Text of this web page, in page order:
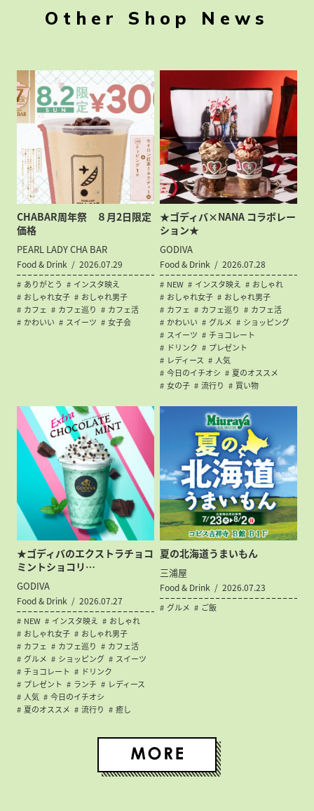
Other Shop News
CHABAR周年祭 ８月2日限定
価格
PEARL LADY CHA BAR
Food & Drink 2026.07.29
ありがとう
インスタ映え
おしゃれ女子
おしゃれ男子
カフェ
カフェ巡り
カフェ活
かわいい
スイーツ 女子会
★ゴディバ×NANA コラボレー
ション★
GODIVA
Food & Drink 2026.07.28
NEW インスタ映え
おしゃれ
おしゃれ女子
おしゃれ男子
カフェ
カフェ巡り
カフェ活
かわいい
グルメ
ショッピング
スイーツ
チョコレート
ドリンク
プレゼント
レディース
人気
今日のイチオシ
夏のオススメ
女の子
流行り 買い物
★ゴディバのエクストラチョコ
ミントショコリ…
GODIVA
Food & Drink 2026.07.27
NEW インスタ映え
おしゃれ
おしゃれ女子
おしゃれ男子
カフェ
カフェ巡り
カフェ活
グルメ
ショッピング
スイーツ
チョコレート
ドリンク
プレゼント
ランチ
レディース
人気
今日のイチオシ
夏のオススメ
流行り 癒し
夏の北海道うまいもん
三浦屋
Food & Drink 2026.07.23
グルメ ご飯